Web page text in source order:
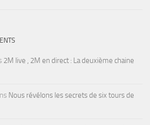
2M live , 2M en direct : La deuxième chaine
Nous révélons les secrets de six tours de